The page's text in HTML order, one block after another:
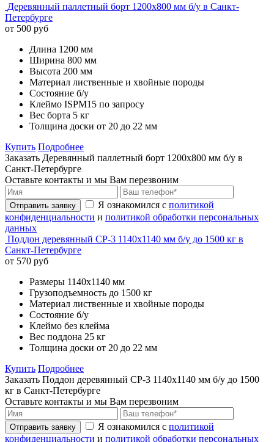
Деревянный паллетный борт 1200х800 мм б/у в Санкт-
Петербурге
от 500 руб
Длина 1200 мм
Ширина 800 мм
Высота 200 мм
Материал лиственные и хвойные породы
Состояние б/у
Клеймо ISPM15 по запросу
Вес борта 5 кг
Толщина доски от 20 до 22 мм
Купить Подробнее
Заказать Деревянный паллетный борт 1200х800 мм б/у в
Санкт-Петербурге
Оставьте контакты и мы Вам перезвоним
Отправить заявку Я ознакомился с политикой
конфиденциальности и политикой обработки персональных
данных
Поддон деревянный CP-3 1140х1140 мм б/у до 1500 кг в
Санкт-Петербурге
от 570 руб
Размеры 1140х1140 мм
Грузоподъемность до 1500 кг
Материал лиственные и хвойные породы
Состояние б/у
Клеймо без клейма
Вес поддона 25 кг
Толщина доски от 20 до 22 мм
Купить Подробнее
Заказать Поддон деревянный CP-3 1140х1140 мм б/у до 1500
кг в Санкт-Петербурге
Оставьте контакты и мы Вам перезвоним
Отправить заявку Я ознакомился с политикой
конфиденциальности и политикой обработки персональных